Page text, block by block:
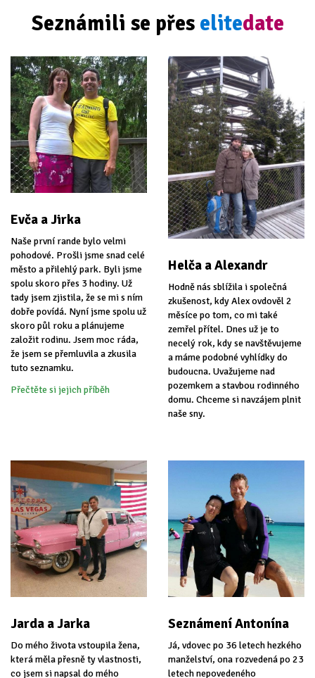
Seznámili se přes elitedate
Evča a Jirka
Naše první rande bylo velmi
pohodové. Prošli jsme snad celé
město a přilehlý park. Byli jsme
spolu skoro přes 3 hodiny. Už
tady jsem zjistila, že se mi s ním
dobře povídá. Nyní jsme spolu už
skoro půl roku a plánujeme
založit rodinu. Jsem moc ráda,
že jsem se přemluvila a zkusila
tuto seznamku.
Přečtěte si jejich příběh
Helča a Alexandr
Hodně nás sblížila i společná
zkušenost, kdy Alex ovdověl 2
měsíce po tom, co mi také
zemřel přítel. Dnes už je to
necelý rok, kdy se navštěvujeme
a máme podobné vyhlídky do
budoucna. Uvažujeme nad
pozemkem a stavbou rodinného
domu. Chceme si navzájem plnit
naše sny.
Jarda a Jarka
Do mého života vstoupila žena,
která měla přesně ty vlastnosti,
co jsem si napsal do mého
Seznámení Antonína
Já, vdovec po 36 letech hezkého
manželství, ona rozvedená po 23
letech nepovedeného